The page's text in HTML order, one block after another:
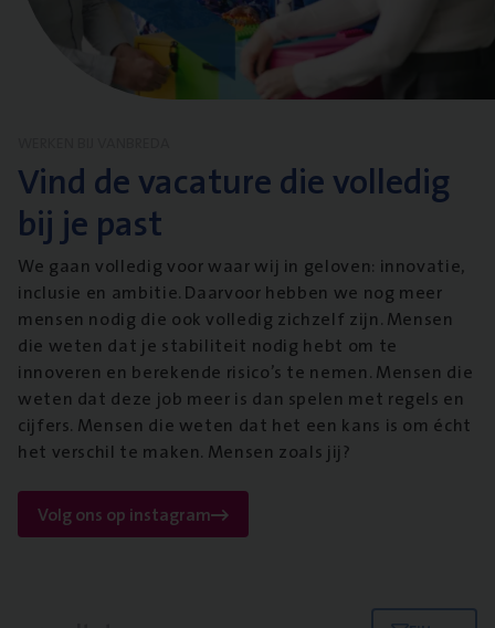
Vind de vacature die volledig
bij je past
We gaan volledig voor waar wij in geloven: innovatie,
inclusie en ambitie. Daarvoor hebben we nog meer
mensen nodig die ook volledig zichzelf zijn. Mensen
die weten dat je stabiliteit nodig hebt om te
innoveren en berekende risico’s te nemen. Mensen die
weten dat deze job meer is dan spelen met regels en
cijfers. Mensen die weten dat het een kans is om écht
het verschil te maken. Mensen zoals jij?
Volg ons op instagram